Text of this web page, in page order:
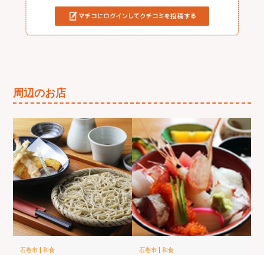
周辺のお店
石巻市 |和食 石巻市 | 和食